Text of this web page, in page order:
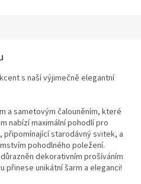
s naší výjimečně elegantní
a sametovým čalouněním, které
nabízí maximální pohodlí pro
připomínající starodávný svitek, a
pohodlného poležení.
dekorativním prošíváním
přinese unikátní šarm a eleganci!